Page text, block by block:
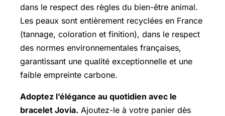
dans le respect des règles du bien-être animal.
Les peaux sont entièrement recyclées en France
(tannage, coloration et finition), dans le respect
des normes environnementales françaises,
garantissant une qualité exceptionnelle et une
faible empreinte carbone.
Adoptez l’élégance au quotidien avec le
bracelet Jovia. Ajoutez-le à votre panier dès